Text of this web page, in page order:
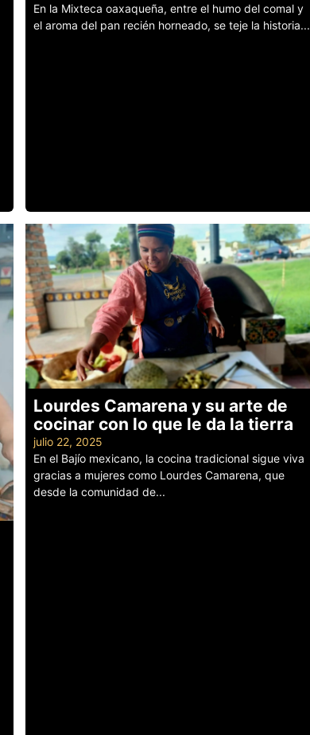
En la Mixteca oaxaqueña, entre el humo del comal y
el aroma del pan recién horneado, se teje la historia...
Lourdes Camarena y su arte de
cocinar con lo que le da la tierra
julio 22, 2025
En el Bajío mexicano, la cocina tradicional sigue viva
gracias a mujeres como Lourdes Camarena, que
desde la comunidad de...